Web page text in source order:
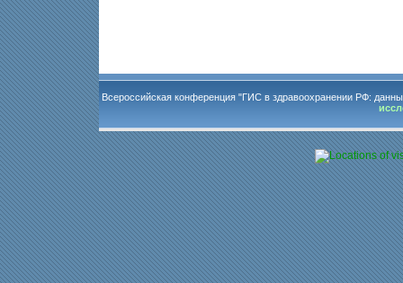
Всероссийская конференция "ГИС в здравоохранении РФ: